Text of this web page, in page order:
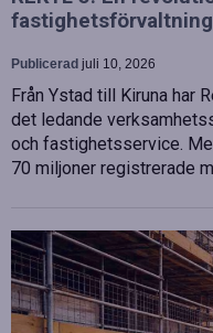
fastighetsförvaltning
Publicerad juli 10, 2026
Från Ystad till Kiruna har
det ledande
och fastighetsservice.
70 miljoner registrerade